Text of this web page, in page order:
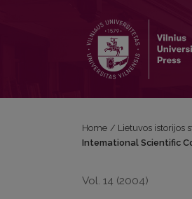
Home / Lietuvos istorijos
Intemational Scientific
Vol. 14 (2004)